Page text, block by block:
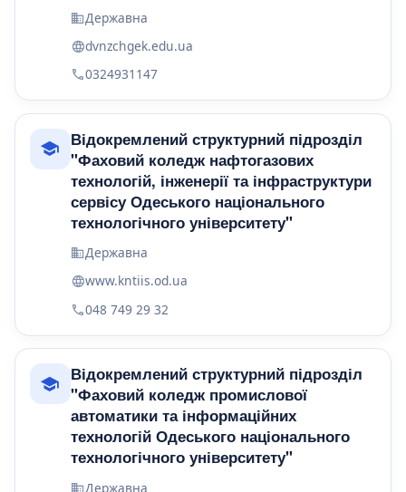
Державна
dvnzchgek.edu.ua
0324931147
Відокремлений структурний підрозділ
"Фаховий коледж нафтогазових
технологій, інженерії та інфраструктури
сервісу Одеського національного
технологічного університету"
Державна
www.kntiis.od.ua
048 749 29 32
Відокремлений структурний підрозділ
"Фаховий коледж промислової
автоматики та інформаційних
технологій Одеського національного
технологічного університету"
Державна